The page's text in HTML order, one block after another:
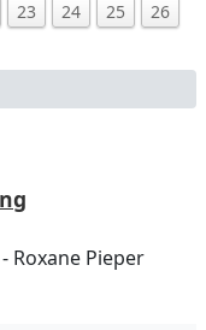
23 24 25
26
Roxane Pieper